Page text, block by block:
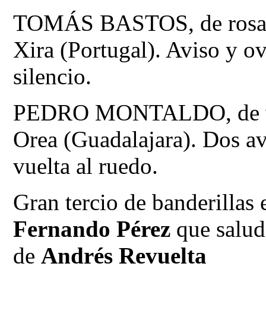
TOMÁS BASTOS, de
Xira (Portugal). Aviso y
silencio.
PEDRO MONTALDO, de
Orea (Guadalajara). Dos
vuelta al ruedo.
Gran tercio de banderillas
Fernando Pérez que
deAndrés Revuelta